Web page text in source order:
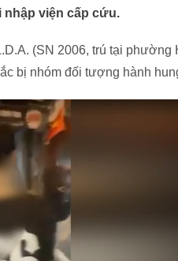
viện cấp cứu.
(SN 2006, trú tại phường
bị nhóm đối tượng hành